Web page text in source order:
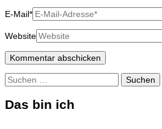
E-Mail*
Website
Suchen
nach:
Das bin ich